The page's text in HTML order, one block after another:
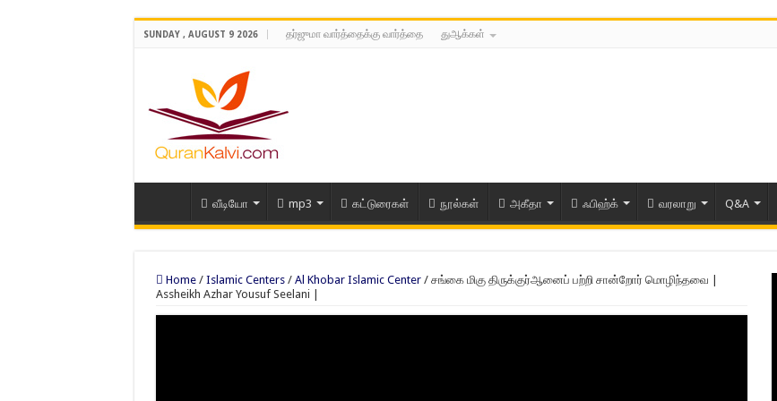
SUNDAY , AUGUST 9 2026 தர்ஜுமா வார்த்தைக்கு வார்த்தை துஆக்கள்
வீடியோ mp3 கட்டுரைகள் நூல்கள் அகீதா ஃபிஹ்க் வரலாறு Q&A
Home / Islamic Centers / Al Khobar Islamic Center / சங்கை மிகு திருக்குர்ஆனைப் பற்றி சான்றோர் மொழிந்தவை |
Assheikh Azhar Yousuf Seelani |